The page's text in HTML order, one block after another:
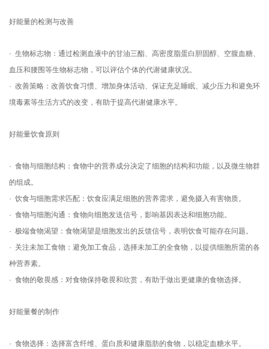
好能量的检测与改善
· 生物标志物：通过检测血液中的甘油三酯、高密度脂蛋白胆固醇、空腹血糖、
血压和腰围等生物标志物，可以评估个体的代谢健康状况。
· 改善策略：改善饮食习惯、增加身体活动、保证充足睡眠、减少压力和避免环
境毒素等生活方式的改变，有助于提高代谢健康水平。
好能量饮食原则
· 食物与细胞结构：食物中的营养成分决定了细胞的结构和功能，以及微生物群
的组成。
· 饮食与细胞需求匹配：饮食应满足细胞的营养需求，避免摄入有害物质。
· 食物与细胞沟通：食物向细胞发送信号，影响基因表达和细胞功能。
· 极端食物渴望：食物渴望是细胞发出的反馈信号，表明饮食可能存在问题。
· 关注未加工食物：避免加工食品，选择未加工的全食物，以提供细胞所需的各
种营养素。
· 食物的敬畏感：对食物保持敬畏和欣赏，有助于做出更健康的食物选择。
好能量餐的制作
· 食物选择：选择富含纤维、蛋白质和健康脂肪的食物，以稳定血糖水平。